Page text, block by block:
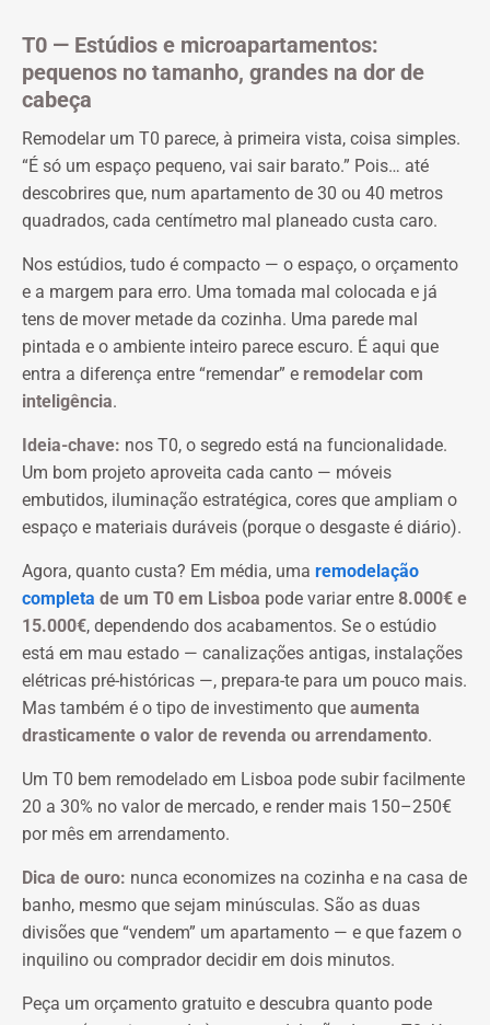
T0 — Estúdios e microapartamentos:
pequenos no tamanho, grandes na dor de
cabeça
Remodelar um T0 parece, à primeira vista, coisa simples.
“É só um espaço pequeno, vai sair barato.” Pois… até
descobrires que, num apartamento de 30 ou 40 metros
quadrados, cada centímetro mal planeado custa caro.
Nos estúdios, tudo é compacto — o espaço, o orçamento
e a margem para erro. Uma tomada mal colocada e já
tens de mover metade da cozinha. Uma parede mal
pintada e o ambiente inteiro parece escuro. É aqui que
entra a diferença entre “remendar” e remodelar com
inteligência.
Ideia-chave: nos T0, o segredo está na funcionalidade.
Um bom projeto aproveita cada canto — móveis
embutidos, iluminação estratégica, cores que ampliam o
espaço e materiais duráveis (porque o desgaste é diário).
Agora, quanto custa? Em média, uma remodelação
completa de um T0 em Lisboa pode variar entre 8.000€ e
15.000€, dependendo dos acabamentos. Se o estúdio
está em mau estado — canalizações antigas, instalações
elétricas pré-históricas —, prepara-te para um pouco mais.
Mas também é o tipo de investimento que aumenta
drasticamente o valor de revenda ou arrendamento.
Um T0 bem remodelado em Lisboa pode subir facilmente
20 a 30% no valor de mercado, e render mais 150–250€
por mês em arrendamento.
Dica de ouro: nunca economizes na cozinha e na casa de
banho, mesmo que sejam minúsculas. São as duas
divisões que “vendem” um apartamento — e que fazem o
inquilino ou comprador decidir em dois minutos.
Peça um orçamento gratuito e descubra quanto pode